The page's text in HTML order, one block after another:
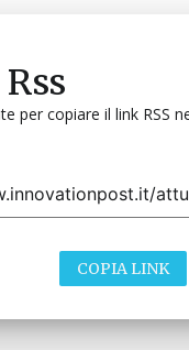
per copiare il link RSS
COPIA LINK